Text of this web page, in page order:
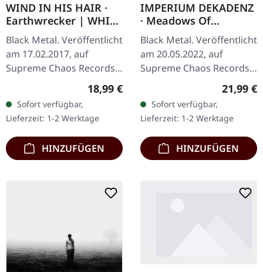
WIND IN HIS HAIR ·
Earthwrecker | WHITE
SPLATTER LP
Black Metal. Veröffentlicht
am 17.02.2017, auf
Supreme Chaos Records.
Weißes Vinyl mit grauen
Splattern im Standard-
Cover, kommt mit Insert.…
Regulärer Preis:
18,99 €
Sofort verfügbar,
Lieferzeit: 1-2 Werktage
HINZUFÜGEN
IMPERIUM DEKADENZ
· Meadows Of
Nostalgia | BLACK 2LP
Black Metal. Veröffentlicht
am 20.05.2022, auf
Supreme Chaos Records.
Schwarzes Doppel-Vinyl
im Gatefold-Cover mit
bedrucktem Insert,
limitiert auf…
21,99 €
Sofort verfügbar,
Lieferzeit: 1-2 Werktage
HINZUFÜGEN